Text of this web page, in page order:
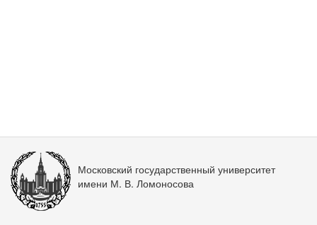
Московский государственный университет
имени М. В. Ломоносова